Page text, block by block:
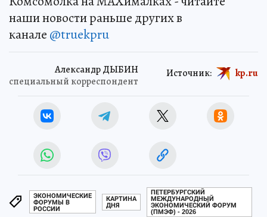
наши новости раньше других в
канале @truekpru
Александр ДЫБИН
специальный корреспондент
Источник: kp.ru
ЭКОНОМИЧЕСКИЕ
ФОРУМЫ В
РОССИИ
КАРТИНА
ДНЯ
ПЕТЕРБУРГСКИЙ
МЕЖДУНАРОДНЫЙ
ЭКОНОМИЧЕСКИЙ ФОРУМ
(ПМЭФ) - 2026